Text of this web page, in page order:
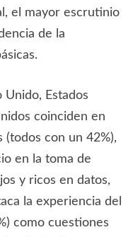
el mayor escrutinio
de la
Unido, Estados
coinciden en
con un 42%),
en la toma de
y ricos en datos,
la experiencia del
como cuestiones